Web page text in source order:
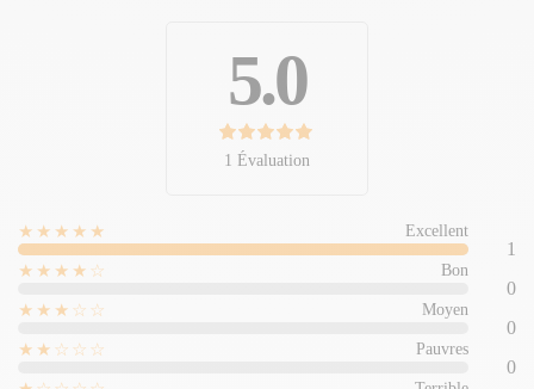
5.0
1 Évaluation
★★★★★ Excellent
1
★★★★☆
Bon
0
★★★☆☆
Moyen
0
★★☆☆☆
Pauvres
0